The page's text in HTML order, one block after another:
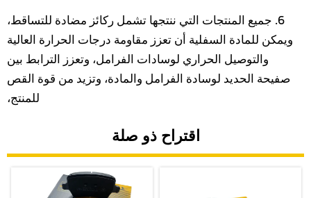
6. جميع المنتجات التي ننتجها تشمل ركائز مضادة للتساقط،
ويمكن للمادة السفلية أن تعزز مقاومة درجات الحرارة العالية
والتوصيل الحراري لوسادات الفرامل، وتعزز الترابط بين
صفيحة الحديد لوسادة الفرامل والمادة، وتزيد من قوة القص
للمنتج،
اقتراح ذو صلة